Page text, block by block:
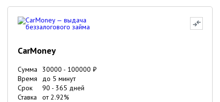
CarMoney
Сумма 30000 - 100000 ₽
Время
до 5 минут
Срок
90 - 365 дней
Ставка
от2.92%